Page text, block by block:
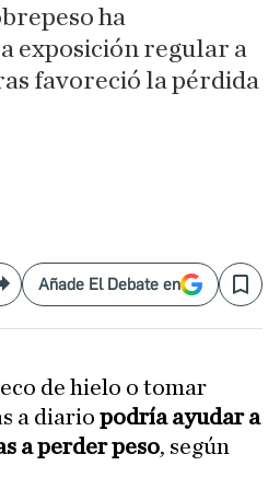
ha
exposición regular a
favoreció la pérdida
Añade El Debate en Save
de hielo o tomar
a diariopodría ayudar a
a perder peso, según